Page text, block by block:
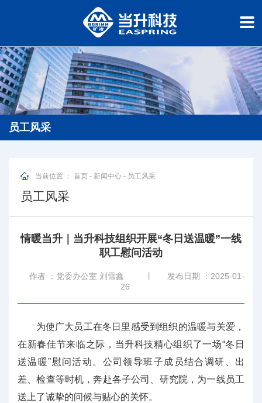
员工风采
当前位置 ： 首页 - 新闻中心 - 员工风采
员工风采
情暖当升｜当升科技组织开展“冬日送温暖”一线
职工慰问活动
作者 ：党委办公室 刘雪鑫
发布日期 ：2025-01-
26
为使广大员工在冬日里感受到组织的温暖与关爱，
在新春佳节来临之际，当升科技精心组织了一场“冬日
送温暖”慰问活动。公司领导班子成员结合调研、出
差、检查等时机，奔赴各子公司、研究院，为一线员工
送上了诚挚的问候与贴心的关怀。